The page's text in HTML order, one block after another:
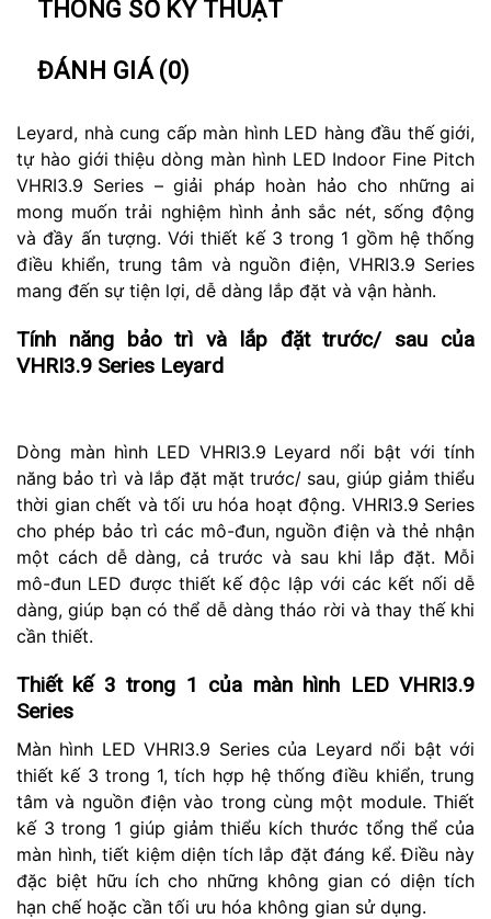
THÔNG SỐ KỸ THUẬT
ĐÁNH GIÁ (0)
Leyard, nhà cung cấp màn hình LED hàng đầu thế giới,
tự hào giới thiệu dòng màn hình LED Indoor Fine Pitch
VHRI3.9 Series – giải pháp hoàn hảo cho những ai
mong muốn trải nghiệm hình ảnh sắc nét, sống động
và đầy ấn tượng. Với thiết kế 3 trong 1 gồm hệ thống
điều khiển, trung tâm và nguồn điện, VHRI3.9 Series
mang đến sự tiện lợi, dễ dàng lắp đặt và vận hành.
Tính năng bảo trì và lắp đặt trước/ sau của
VHRI3.9 Series Leyard
Dòng màn hình LED VHRI3.9 Leyard nổi bật với tính
năng bảo trì và lắp đặt mặt trước/ sau, giúp giảm thiểu
thời gian chết và tối ưu hóa hoạt động. VHRI3.9 Series
cho phép bảo trì các mô-đun, nguồn điện và thẻ nhận
một cách dễ dàng, cả trước và sau khi lắp đặt. Mỗi
mô-đun LED được thiết kế độc lập với các kết nối dễ
dàng, giúp bạn có thể dễ dàng tháo rời và thay thế khi
cần thiết.
Thiết kế 3 trong 1 của màn hình LED VHRI3.9
Series
Màn hình LED VHRI3.9 Series của Leyard nổi bật với
thiết kế 3 trong 1, tích hợp hệ thống điều khiển, trung
tâm và nguồn điện vào trong cùng một module. Thiết
kế 3 trong 1 giúp giảm thiểu kích thước tổng thể của
màn hình, tiết kiệm diện tích lắp đặt đáng kể. Điều này
đặc biệt hữu ích cho những không gian có diện tích
hạn chế hoặc cần tối ưu hóa không gian sử dụng.